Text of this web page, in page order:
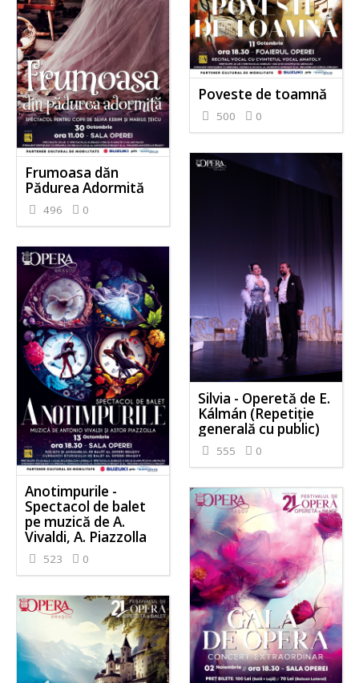
Poveste de toamnă
500 0
Frumoasa dăn
Pădurea Adormită
496 0
Silvia - Operetă de E.
Kálmán (Repetiție
generală cu public)
555 0
Anotimpurile -
Spectacol de balet
pe muzică de A.
Vivaldi, A. Piazzolla
523 0